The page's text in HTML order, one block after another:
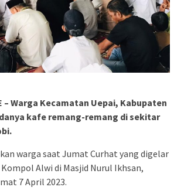
– Warga Kecamatan Uepai, Kabupaten
kafe remang-remang di sekitar
warga saat Jumat Curhat yang digelar
Alwi di Masjid Nurul Ikhsan,
7 April 2023.